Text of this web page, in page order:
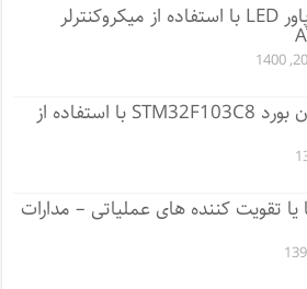
مدار دیمر پاور LED با استفاده از میکروکنترلر
پروگرم کردن بورد STM32F103C8 با استفاده از
تقویت کننده های عملیاتی – مدارات